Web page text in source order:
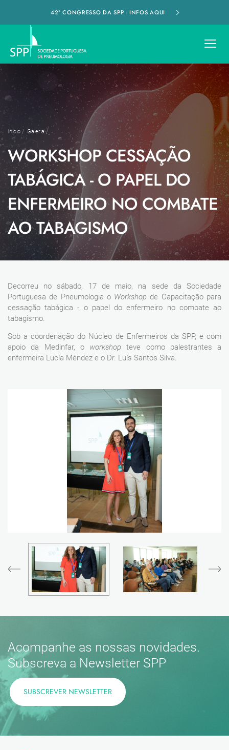
42º CONGRESSO DA SPP - INFOS AQUI
Início / Galeria/
WORKSHOP CESSAÇÃO
TABÁGICA - O PAPEL DO
ENFERMEIRO NO COMBATE
AO TABAGISMO
Decorreu no sábado, 17 de maio, na sede da Sociedade
Portuguesa de Pneumologia o Workshop de Capacitação para
cessação tabágica - o papel do enfermeiro no combate ao
tabagismo.
Sob a coordenação do Núcleo de Enfermeiros da SPP, e com
apoio da Medinfar, o workshopteve como palestrantes a
enfermeira Lucía Méndez e o Dr. Luís Santos Silva.
Acompanhe as nossas novidades.
Subscreva a Newsletter SPP
SUBSCREVER NEWSLETTER